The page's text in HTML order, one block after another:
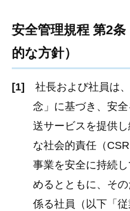
安全管理規程 第2
的な方針）
[1]
社長および社員は
念」に基づき、安
送サービスを提供
な社会的責任（
事業を安全に持続
めるとともに、そ
係る社員（以下「